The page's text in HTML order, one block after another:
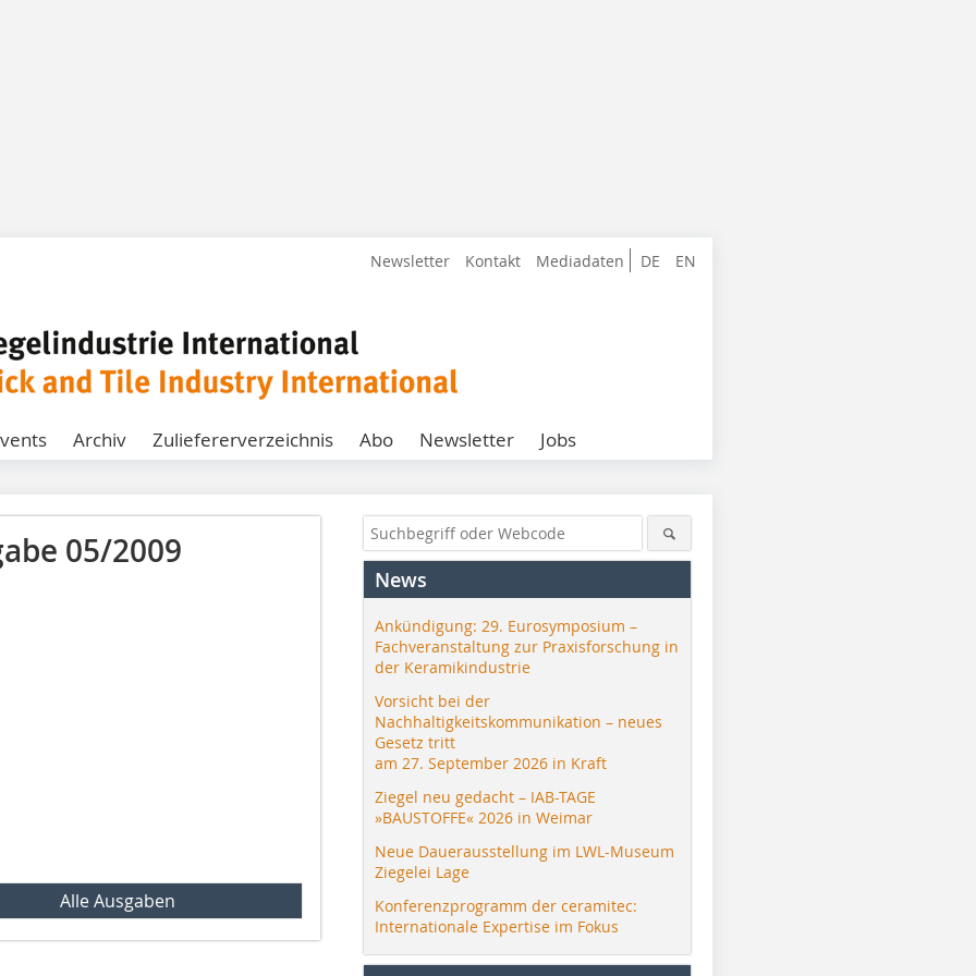
DE EN
Newsletter Kontakt Mediadaten
Archiv Zuliefererverzeichnis Abo Newsletter Jobs
05/2009
Alle Ausgaben
News
Ankündigung: 29. Eurosymposium –
Fachveranstaltung zur Praxisforschung in
der Keramikindustrie
Vorsicht bei der
Nachhaltigkeitskommunikation – neues
Gesetz tritt
am 27. September 2026 in Kraft
Ziegel neu gedacht – IAB-TAGE
»BAUSTOFFE« 2026 in Weimar
Neue Dauerausstellung im LWL-Museum
Ziegelei Lage
Konferenzprogramm der ceramitec:
Internationale Expertise im Fokus